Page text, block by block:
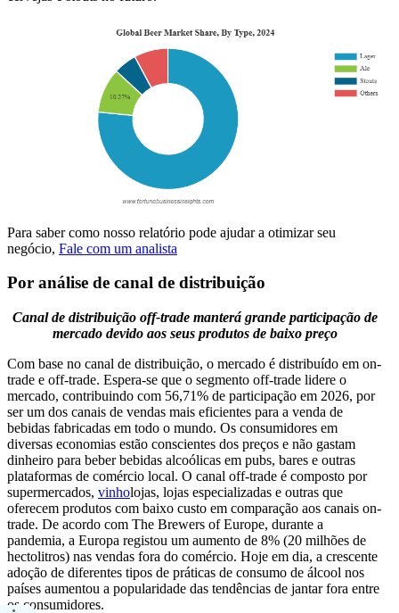
Para saber como nosso relatório pode ajudar a otimizar seu
negócio, Fale com um analista
Por análise de canal de distribuição
Canal de distribuição off-trade manterá grande participação de
mercado devido aos seus produtos de baixo preço
Com base no canal de distribuição, o mercado é distribuído em on-
trade e off-trade. Espera-se que o segmento off-trade lidere o
mercado, contribuindo com 56,71% de participação em 2026, por
ser um dos canais de vendas mais eficientes para a venda de
bebidas fabricadas em todo o mundo. Os consumidores em
diversas economias estão conscientes dos preços e não gastam
dinheiro para beber bebidas alcoólicas em pubs, bares e outras
plataformas de comércio local. O canal off-trade é composto por
supermercados, vinholojas, lojas especializadas e outras que
oferecem produtos com baixo custo em comparação aos canais on-
trade. De acordo com The Brewers of Europe, durante a
pandemia, a Europa registou um aumento de 8% (20 milhões de
hectolitros) nas vendas fora do comércio. Hoje em dia, a crescente
adoção de diferentes tipos de práticas de consumo de álcool nos
países aumentou a popularidade das tendências de jantar fora entre
os consumidores.